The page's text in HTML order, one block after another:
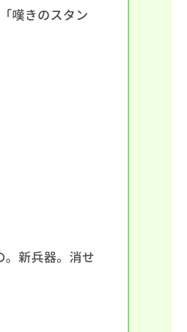
嘆きのスタン
新兵器。消せ